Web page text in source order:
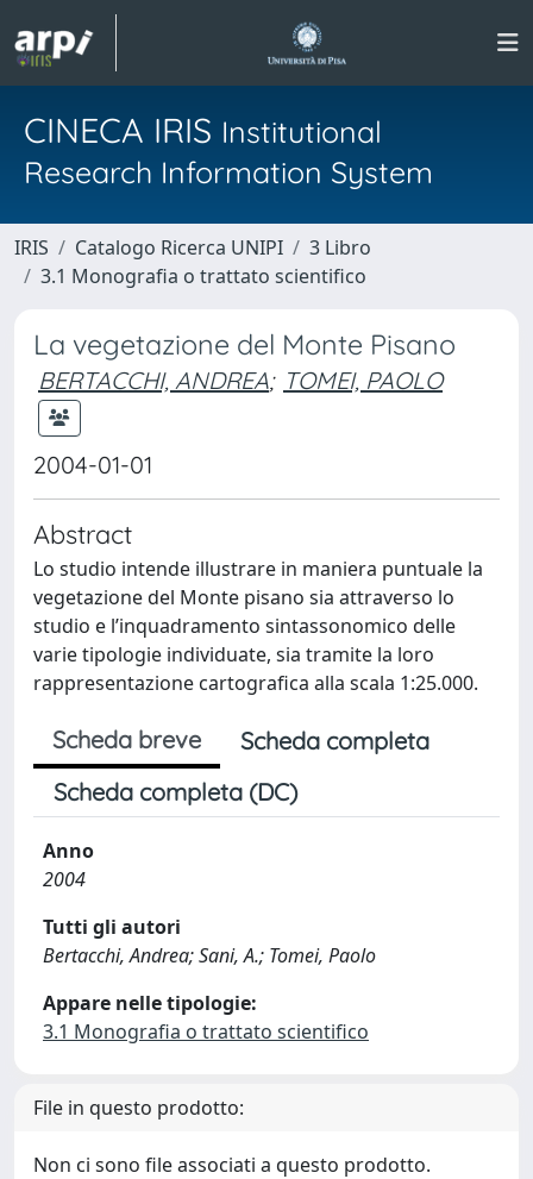
CINECA IRIS Institutional
Research Information System
IRIS Catalogo Ricerca UNIPI
3 Libro
3.1 Monografia o trattato scientifico
La vegetazione del Monte Pisano
BERTACCHI, ANDREA; TOMEI, PAOLO
2004-01-01
Abstract
Lo studio intende illustrare in maniera puntuale la
vegetazione del Monte pisano sia attraverso lo
studio e l’inquadramento sintassonomico delle
varie tipologie individuate, sia tramite la loro
rappresentazione cartografica alla scala 1:25.000.
Scheda breve
Scheda completa
Scheda completa (DC)
Anno
2004
Tutti gli autori
Bertacchi, Andrea; Sani, A.; Tomei, Paolo
Appare nelle tipologie:
3.1 Monografia o trattato scientifico
File in questo prodotto:
Non ci sono file associati a questo prodotto.